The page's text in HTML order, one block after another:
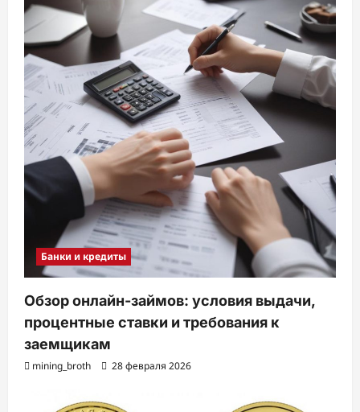
Банки и кредиты
Обзор онлайн-займов: условия выдачи,
процентные ставки и требования к
заемщикам
mining_broth 28 февраля 2026